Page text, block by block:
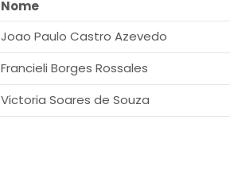
Nome
Joao Paulo Castro Azevedo
Francieli Borges Rossales
Victoria Soares de Souza